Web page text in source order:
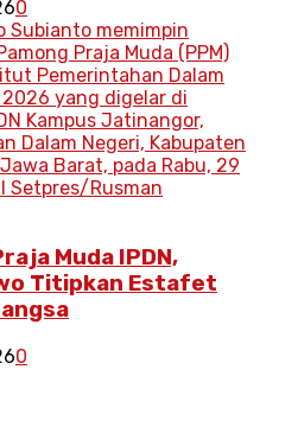
0
Muda IPDN,
Titipkan Estafet
0